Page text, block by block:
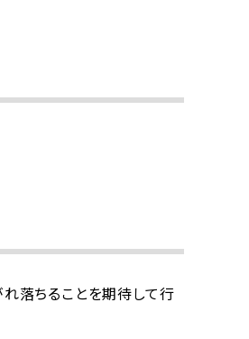
れ落ちることを期待して行